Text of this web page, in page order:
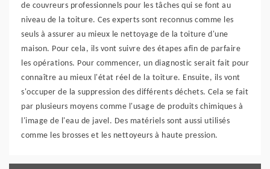
de couvreurs professionnels pour les tâches qui se font au
niveau de la toiture. Ces experts sont reconnus comme les
seuls à assurer au mieux le nettoyage de la toiture d'une
maison. Pour cela, ils vont suivre des étapes afin de parfaire
les opérations. Pour commencer, un diagnostic serait fait pour
connaître au mieux l'état réel de la toiture. Ensuite, ils vont
s'occuper de la suppression des différents déchets. Cela se fait
par plusieurs moyens comme l'usage de produits chimiques à
l'image de l'eau de javel. Des matériels sont aussi utilisés
comme les brosses et les nettoyeurs à haute pression.